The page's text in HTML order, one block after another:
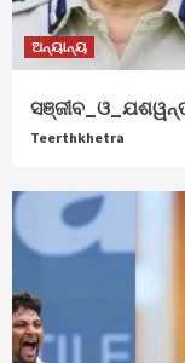
ଅନ୍ୟାନ୍ୟ
Teerthkhetra